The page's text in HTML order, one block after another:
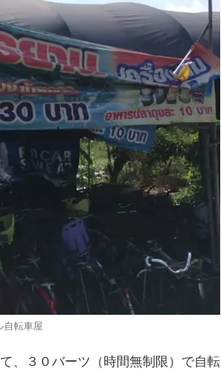
自転車屋
、３０バーツ（時間無制限）で自転